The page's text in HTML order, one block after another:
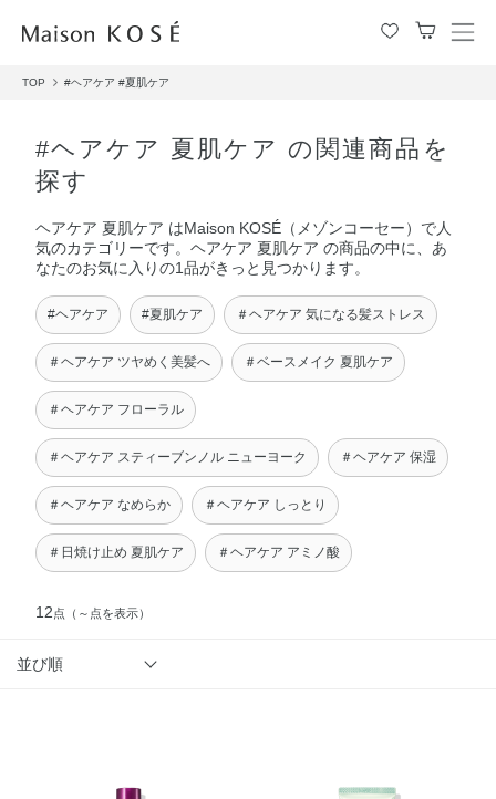
メ
TOP #ヘアケア #夏肌ケア
#ヘアケア 夏肌ケア の関連商品を
探す
ヘアケア 夏肌ケア はMaison KOSÉ（メゾンコーセー）で人
気のカテゴリーです。ヘアケア 夏肌ケア の商品の中に、あ
なたのお気に入りの1品がきっと見つかります。
#ヘアケア #夏肌ケア ＃ヘアケア 気になる髪ストレス
＃ヘアケア ツヤめく美髪へ ＃ベースメイク 夏肌ケア
＃ヘアケア フローラル
＃ヘアケア スティーブンノル ニューヨーク ＃ヘアケア 保湿
＃ヘアケア なめらか ＃ヘアケア しっとり
＃日焼け止め 夏肌ケア ＃ヘアケア アミノ酸
12点 （～点を表示）
並び順